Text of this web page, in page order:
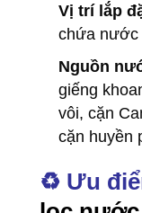
Vị trí lắp
chứa nước
Nguồn
giếng
vôi, cặn
cặn huyền
♻️ Ưu